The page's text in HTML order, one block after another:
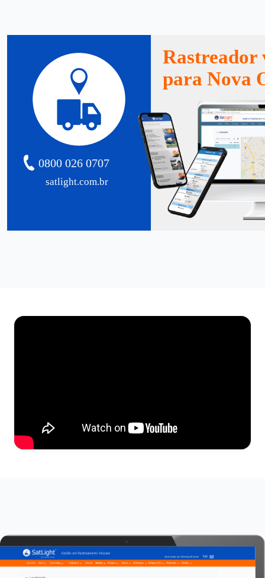
satlight.com.br
0800 026 0707
Rastreador
para Nova